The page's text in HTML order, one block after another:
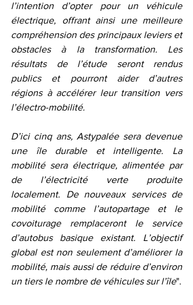
l’intention d’opter pour un véhicule
électrique, offrant ainsi une meilleure
compréhension des principaux leviers et
obstacles à la transformation. Les
résultats de l’étude seront rendus
publics et pourront aider d’autres
régions à accélérer leur transition vers
l’électro-mobilité.
D’ici cinq ans, Astypalée sera devenue
une île durable et intelligente. La
mobilité sera électrique, alimentée par
de l’électricité verte produite
localement. De nouveaux services de
mobilité comme l’autopartage et le
covoiturage remplaceront le service
d’autobus basique existant. L’objectif
global est non seulement d’améliorer la
mobilité, mais aussi de réduire d’environ
un tiers le nombre de véhicules sur l’île".